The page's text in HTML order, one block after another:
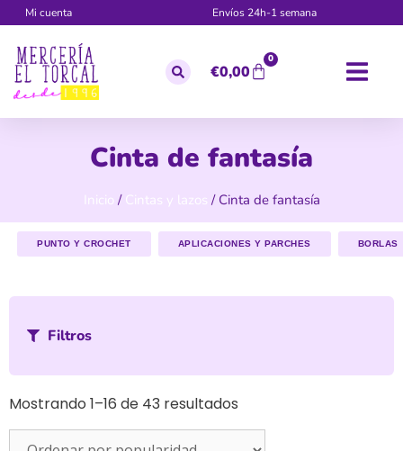
Mi cuenta Envíos 24h-1 semana
€0,00
0
Cinta de fantasía
Inicio / Cintas y lazos / Cinta de fantasía
PUNTO Y CROCHET APLICACIONES Y PARCHES BORLAS
Filtros
Mostrando 1–16 de 43 resultados